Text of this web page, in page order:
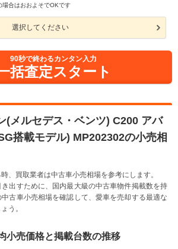
合はおおよそでOKです
選択してください
90秒で終わるカンタン入力
括査定スタート
(メルセデス・ベンツ) C200 アバ
搭載モデル) MP202302の小売相
、買取業者は中古車小売相場を参考にします。
出すために、国内最大級の中古車物件掲載数を持
古車小売相場を確認して、愛車を売却する最適な
う。
小売価格と掲載台数の推移